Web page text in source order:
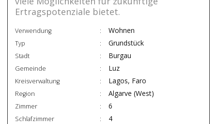
Ertragspotenziale bietet.
Verwendung Wohnen
Typ Grundstück
Stadt Burgau
Gemeinde Luz
Kreisverwaltung Lagos, Faro
Region Algarve (West)
Zimmer 6
Schlafzimmer 4